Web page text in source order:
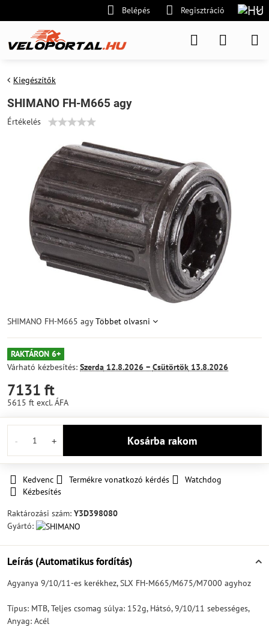
Belépés Regisztráció
Kiegészítők
SHIMANO FH-M665 agy
Értékelés
SHIMANO FH-M665 agyTöbbet olvasni
RAKTÁRON 6+
Várható kézbesítés: Szerda 12.8.2026 − Csütörtök 13.8.2026
7131 ft
5615 ft excl. ÁFA
Kosárba rakom
Kedvenc Termékre vonatkozó kérdés
Watchdog
Kézbesítés
Raktározási szám: Y3D398080
Gyártó:
Leírás (Automatikus fordítás)
Agyanya 9/10/11-es kerékhez, SLX FH-M665/M675/M7000 agyhoz
Típus: MTB, Teljes csomag súlya: 152g, Hátsó, 9/10/11 sebességes,
Anyag: Acél